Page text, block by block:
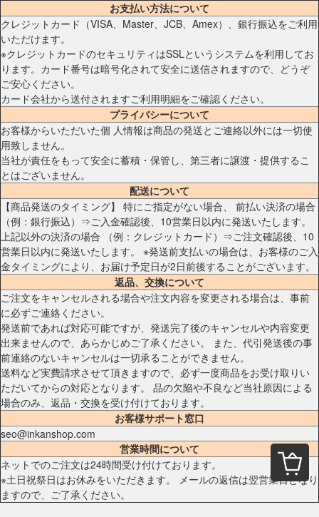
お支払い方法について
クレジットカード（VISA、Master、JCB、Amex）、銀行振込をご利用
いただけます。
※クレジットカードのセキュリティはSSLというシステムを利用してお
ります。カード番号は暗号化されて安全に送信されますので、どうぞ
ご安心ください。
カード会社から送付されますご利用明細をご確認ください。
プライバシーについて
お客様からいただいた個 人情報は商品の発送とご連絡以外には一切使
用致しません。
当社が責任をもって安全に蓄積・保管し、第三者に譲渡・提供するこ
とはございません。
配送について
【商品発送のタイミング】 特にご指定がない場合、 前払い決済の場合
（例：銀行振込）⇒ご入金確認後、10営業日以内に発送いたします。
上記以外の決済の場合 （例：クレジットカード）⇒ご注文確認後、10
営業日以内に発送いたします。 ※発送前支払いの場合は、お客様のご入
金タイミングにより、お届け予定日が2日前後することがございます。
返品、交換について
ご注文をキャンセルされる場合や注文内容を変更される場合は、事前
に必ずご連絡ください。
発送前であれば対応可能ですが、発送完了後のキャンセルや内容変更
出来ませんので、あらかじめご了承ください。 また、代引発送後の事
前連絡のないキャンセルは一切承ることができません。
送料など実費請求させて頂きますので、必ず一度商品をお受け取りい
ただいてからの対応となります。 品の欠陥や不良など当社原因による
場合のみ、返品・交換を受け付けております。
お客様サポート窓口
seo@inkanshop.com
営業時間について
ネットでのご注文は24時間受け付けております。
※土日祝祭日はお休みをいただきます。 メールの返信は翌営業日となり
ますので、ご了承ください。